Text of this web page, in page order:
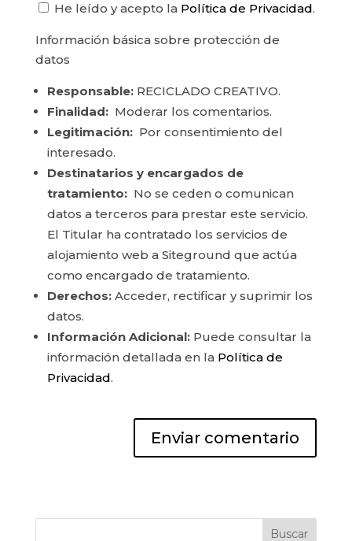
He leído y acepto la Política de Privacidad.
Información básica sobre protección de
datos
Responsable:RECICLADO CREATIVO.
Finalidad:Moderar los comentarios.
Legitimación:Por consentimiento del
interesado.
Destinatarios y encargados de
tratamiento:No se ceden o comunican
datos a terceros para prestar este servicio.
El Titular ha contratado los servicios de
alojamiento web a Siteground que actúa
como encargado de tratamiento.
Derechos:Acceder, rectificar y suprimir los
datos.
Información Adicional:Puede consultar la
información detallada en la Política de
Privacidad.